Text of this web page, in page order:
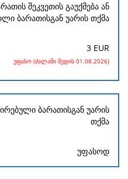
შეკვეთის გაუქმება ან
ბარათისგან უარის თქმა
3 EUR
უფასო (ძალაში შედის 01.08.2026)
ბარათისგან უარის
თქმა
უფასოდ